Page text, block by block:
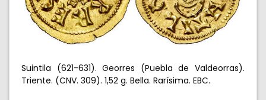
Suintila (621-631). Georres (Puebla de Valdeorras).
Triente. (CNV. 309). 1,52 g. Bella. Rarísima. EBC.